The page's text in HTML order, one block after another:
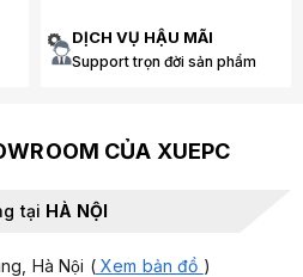
DỊCH VỤ HẬU MÃI
Support trọn đời sản phẩm
CỦA XUEPC
tại HÀ NỘI
Hà Nội (Xem bản đồ )